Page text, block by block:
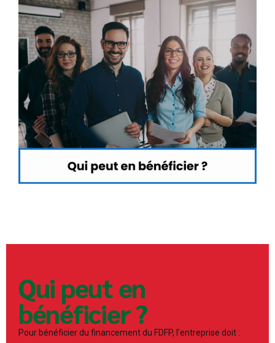
Qui peut en
bénéficier ?
Pour bénéficier du financement du FDFP, l’entreprise doit :